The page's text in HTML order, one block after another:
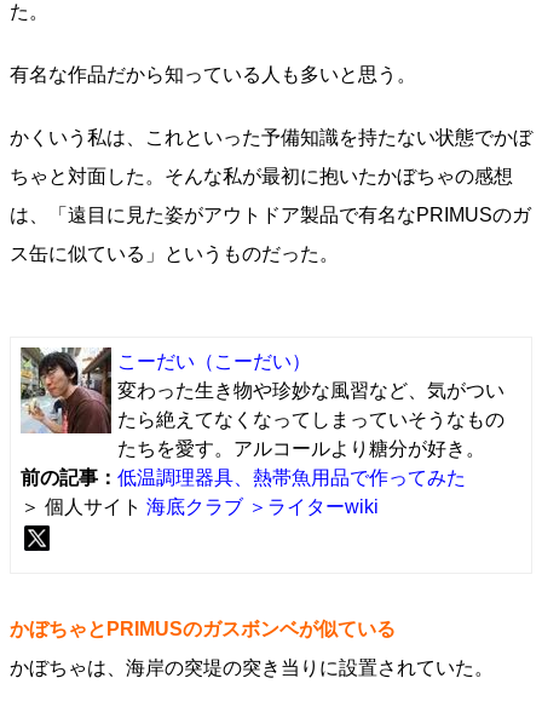
た。
有名な作品だから知っている人も多いと思う。
かくいう私は、これといった予備知識を持たない状態でかぼ
ちゃと対面した。そんな私が最初に抱いたかぼちゃの感想
は、「遠目に見た姿がアウトドア製品で有名なPRIMUSのガ
ス缶に似ている」というものだった。
こーだい （こーだい）
変わった生き物や珍妙な風習など、気がつい
たら絶えてなくなってしまっていそうなもの
たちを愛す。アルコールより糖分が好き。
前の記事： 低温調理器具、熱帯魚用品で作ってみた
＞ 個人サイト 海底クラブ ＞ライターwiki
かぼちゃとPRIMUSのガスボンベが似ている
かぼちゃは、海岸の突堤の突き当りに設置されていた。